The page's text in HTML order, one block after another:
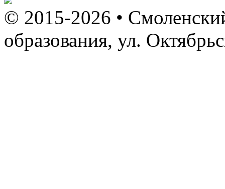
© 2015-2026 •
образования, ул.